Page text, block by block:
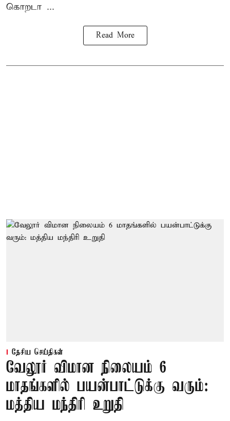
கொறடா ...
Read More
தேசிய செய்திகள்
வேலூர் விமான நிலையம் 6
மாதங்களில் பயன்பாட்டுக்கு வரும்:
மத்திய மந்திரி உறுதி